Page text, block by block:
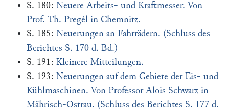
S. 180: Neuere Arbeits- und Kraftmesser. Von
Prof. Th. Pregél in Chemnitz.
S. 185: Neuerungen an Fahrrädern. (Schluss des
Berichtes S. 170 d. Bd.)
S. 191: Kleinere Mitteilungen.
S. 193: Neuerungen auf dem Gebiete der Eis- und
Kühlmaschinen. Von Professor Alois Schwarz in
Mährisch-Ostrau. (Schluss des Berichtes S. 177 d.